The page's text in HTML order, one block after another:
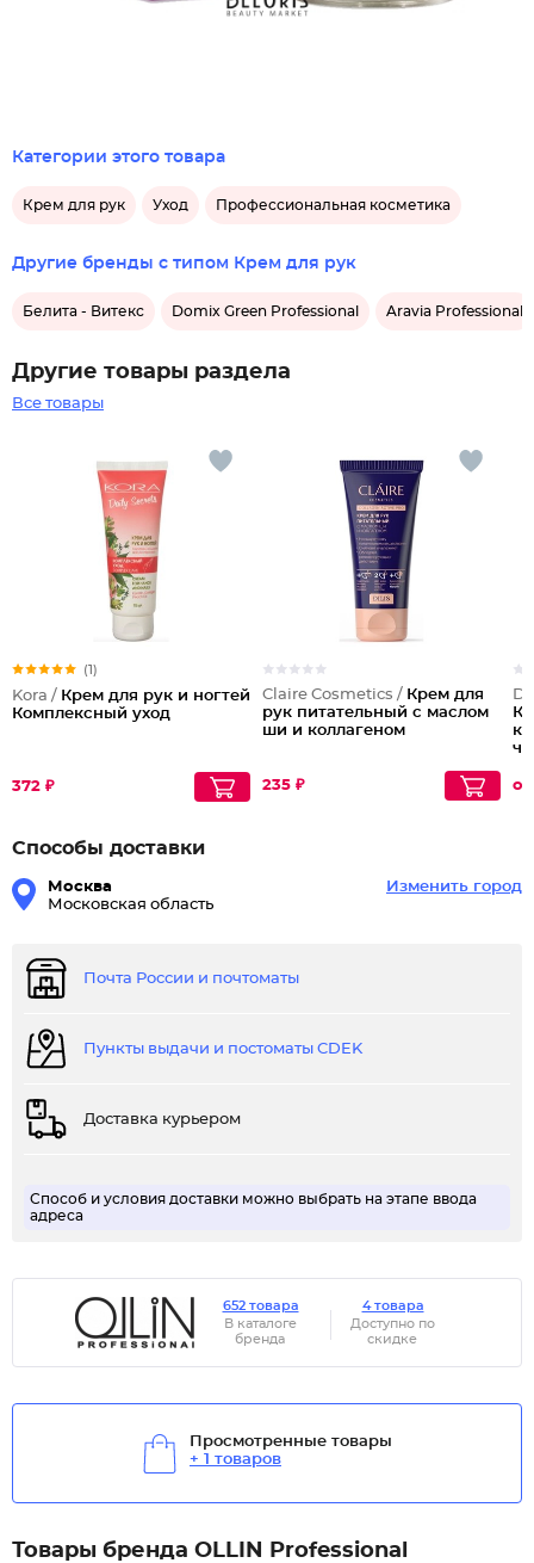
Категории этого товара
Крем для рук Уход Профессиональная косметика
Другие бренды с типом Крем для рук
Белита - Витекс Domix Green Professional Aravia Professional
Другие товары раздела
Все товары
(1)
Kora / Крем для рук и ногтей
Комплексный уход
372 ₽
Claire Cosmetics / Крем для
рук питательный с маслом
ши и коллагеном
235 ₽
от
Способы доставки
Москва
Московская область
Изменить город
Почта России и почтоматы
Пункты выдачи и постоматы CDEK
Доставка курьером
Способ и условия доставки можно выбрать на этапе ввода
адреса
652 товара
В каталоге
бренда
4 товара
Доступно по
скидке
Просмотренные товары
+ 1 товаров
Товары бренда OLLIN Professional